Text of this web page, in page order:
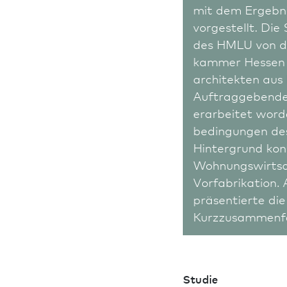
mit dem
vorgestellt. Die
des HMLU von
kammer
architekten
erarbeitet
bedingungen
Hintergrund
Vorfabrikation.
präsentierte die
Studie